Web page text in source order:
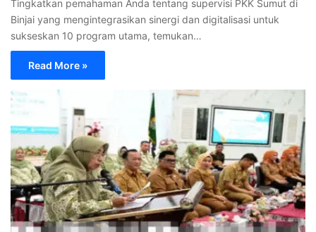
Tingkatkan pemahaman Anda tentang supervisi PKK Sumut di
Binjai yang mengintegrasikan sinergi dan digitalisasi untuk
sukseskan 10 program utama, temukan…
Read More »